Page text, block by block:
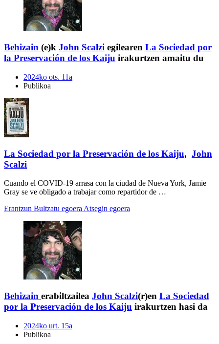
Behizain (e)k John Scalzi egilearen La Sociedad por
la Preservación de los Kaiju irakurtzen amaitu du
2024ko ots. 11a
Publikoa
La Sociedad por la Preservación de los Kaiju, John
Scalzi
Cuando el COVID-19 arrasa con la ciudad de Nueva York, Jamie
Gray se ve obligado a trabajar como repartidor de …
Erantzun Bultzatu egoeraAtsegin egoera
Behizain erabiltzailea John Scalzi(r)en La Sociedad
por la Preservación de los Kaiju irakurtzen hasi da
2024ko urt. 15a
Publikoa